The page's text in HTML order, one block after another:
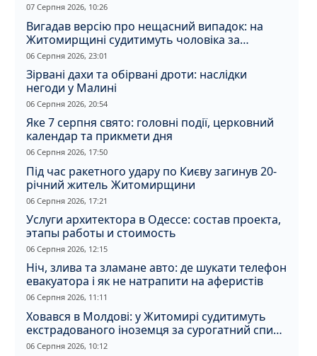
07 Серпня 2026, 10:26
Вигадав версію про нещасний випадок: на
Житомирщині судитимуть чоловіка за
вбивство співмешканки
06 Серпня 2026, 23:01
Зірвані дахи та обірвані дроти: наслідки
негоди у Малині
06 Серпня 2026, 20:54
Яке 7 серпня свято: головні події, церковний
календар та прикмети дня
06 Серпня 2026, 17:50
Під час ракетного удару по Києву загинув 20-
річний житель Житомирщини
06 Серпня 2026, 17:21
Услуги архитектора в Одессе: состав проекта,
этапы работы и стоимость
06 Серпня 2026, 12:15
Ніч, злива та зламане авто: де шукати телефон
евакуатора і як не натрапити на аферистів
06 Серпня 2026, 11:11
Ховався в Молдові: у Житомирі судитимуть
екстрадованого іноземця за сурогатний спирт
і відмивання грошей
06 Серпня 2026, 10:12